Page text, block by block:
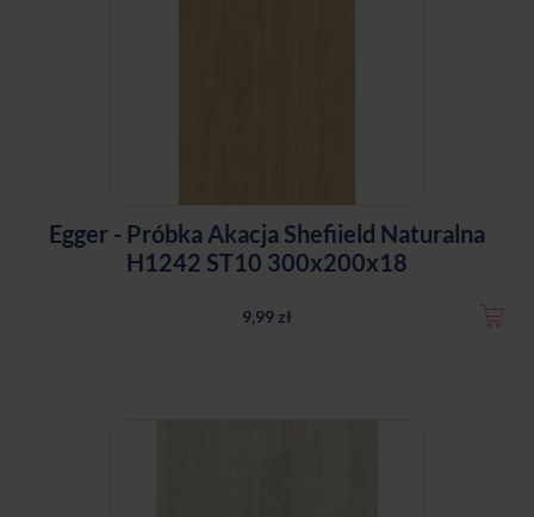
Egger - Próbka Akacja Shefiield Naturalna
H1242 ST10 300x200x18
9,99 zł